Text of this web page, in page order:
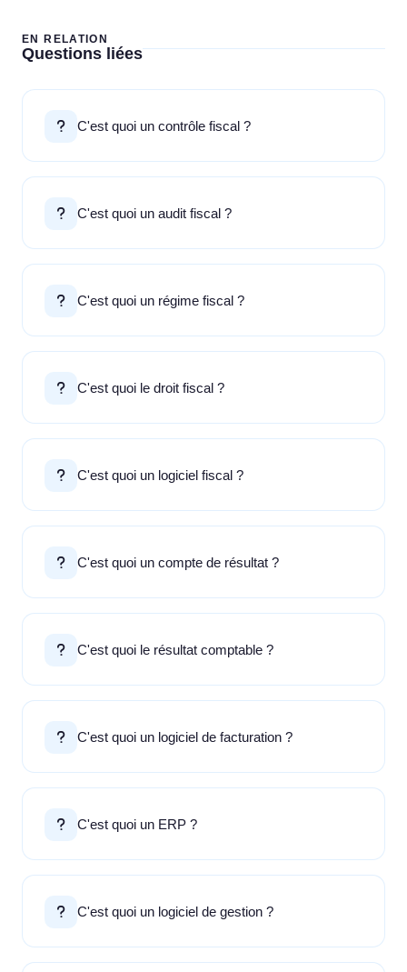
EN RELATION
Questions liées
C'est quoi un contrôle fiscal ?
C'est quoi un audit fiscal ?
C'est quoi un régime fiscal ?
C'est quoi le droit fiscal ?
C'est quoi un logiciel fiscal ?
C'est quoi un compte de résultat ?
C'est quoi le résultat comptable ?
C'est quoi un logiciel de facturation ?
C'est quoi un ERP ?
C'est quoi un logiciel de gestion ?